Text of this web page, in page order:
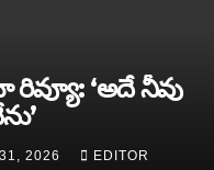
‘అదే నీవు
2026 EDITOR